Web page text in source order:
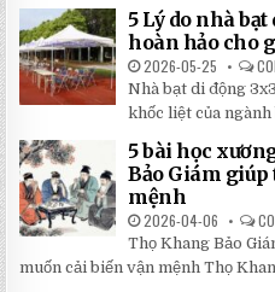
5 Lý do nhà
hoàn hảo cho
2026-05-25
Nhà bạt di động
khốc liệt của
5 bài học
Bảo Giám
mệnh
2026-04-06
Thọ Khang Bảo
muốn cải biến vận mệnh Thọ